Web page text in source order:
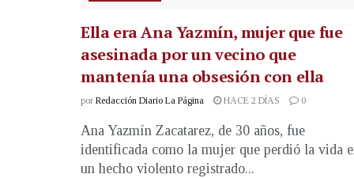
Ella era Ana Yazmín, mujer que fue
asesinada por un vecino que
mantenía una obsesión con ella
por Redacción Diario La Página HACE 2 DÍAS 0
Ana Yazmín Zacatarez, de 30 años, fue
identificada como la mujer que perdió la vida
un hecho violento registrado...